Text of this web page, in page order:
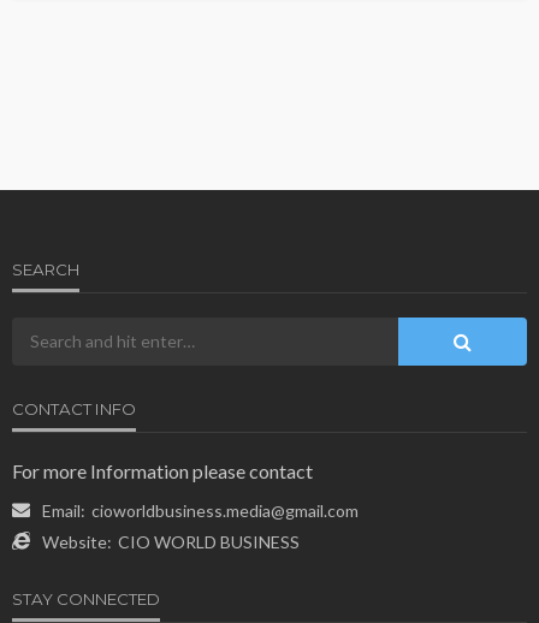
SEARCH
CONTACT INFO
For more Information please contact
Email: cioworldbusiness.media@gmail.com
Website: CIO WORLD BUSINESS
STAY CONNECTED